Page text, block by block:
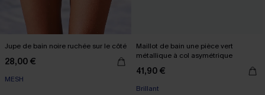
Jupe de bain noire ruchée sur le côté
28,00 €
MESH
Maillot de bain une pièce vert
métallique à col asymétrique
41,90 €
Brillant